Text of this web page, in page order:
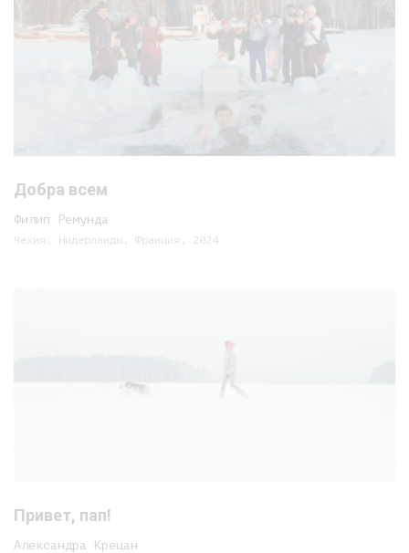
Добра всем
Филип Ремунда
Чехия, Нидерланды, Франция, 2024
Привет, пап!
Александра Крецан